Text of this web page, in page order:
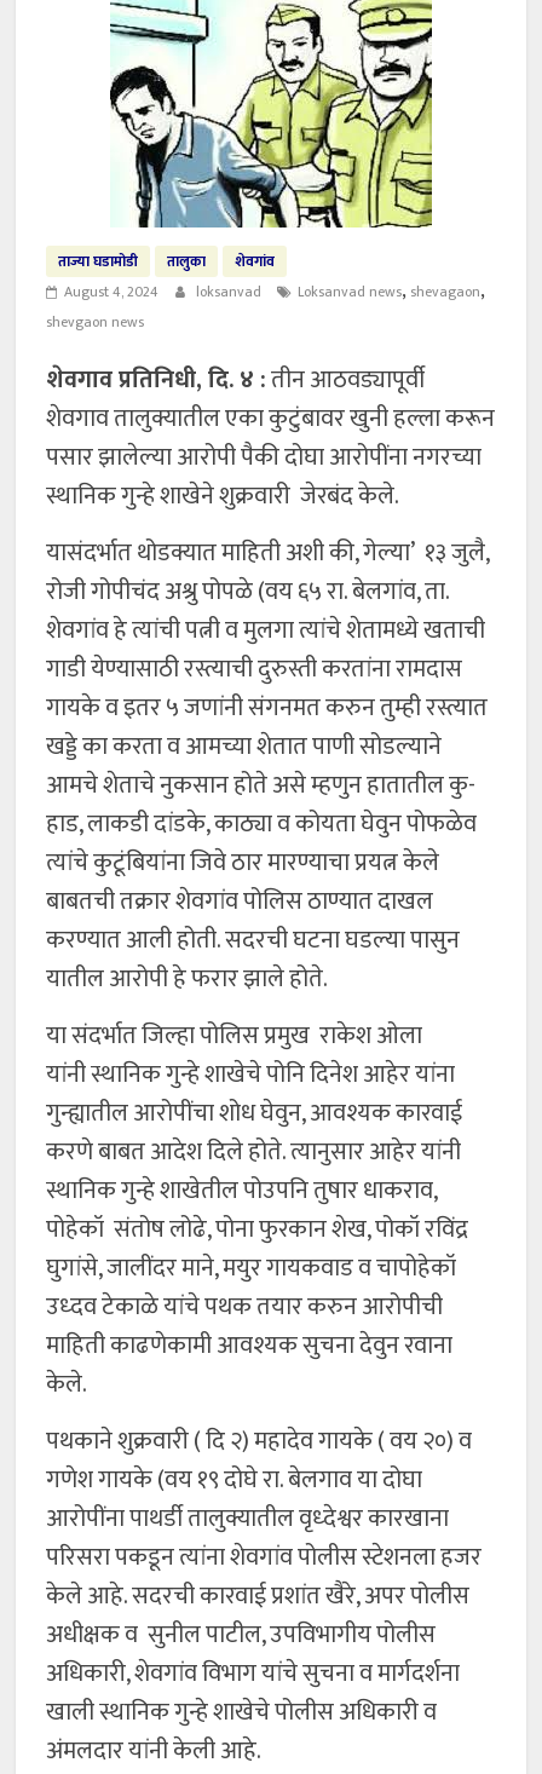
ताज्या घडामोडी तालुका
शेवगांव
August 4, 2024
loksanvad Loksanvad news, shevagaon,
shevgaon news
शेवगाव प्रतिनिधी, दि. ४ :तीन आठवड्यापूर्वी
शेवगाव तालुक्यातील एका कुटुंबावर खुनी हल्ला करून
पसार झालेल्या आरोपी पैकी दोघा आरोपींना नगरच्या
स्थानिक गुन्हे शाखेने शुक्रवारी जेरबंद केले.
यासंदर्भात थोडक्यात माहिती अशी की, गेल्या’ १३ जुलै,
रोजी गोपीचंद अश्रु पोपळे (वय ६५ रा. बेलगांव, ता.
शेवगांव हे त्यांची पत्नी व मुलगा त्यांचे शेतामध्ये खताची
गाडी येण्यासाठी रस्त्याची दुरुस्ती करतांना रामदास
गायके व इतर ५ जणांनी संगनमत करुन तुम्ही रस्त्यात
खड्डे का करता व आमच्या शेतात पाणी सोडल्याने
आमचे शेताचे नुकसान होते असे म्हणुन हातातील कु-
हाड, लाकडी दांडके, काठ्या व कोयता घेवुन पोफळेव
त्यांचे कुटूंबियांना जिवे ठार मारण्याचा प्रयत्न केले
बाबतची तक्रार शेवगांव पोलिस ठाण्यात दाखल
करण्यात आली होती. सदरची घटना घडल्या पासुन
यातील आरोपी हे फरार झाले होते.
या संदर्भात जिल्हा पोलिस प्रमुख राकेश ओला
यांनी स्थानिक गुन्हे शाखेचे पोनि दिनेश आहेर यांना
गुन्ह्यातील आरोपींचा शोध घेवुन, आवश्यक कारवाई
करणे बाबत आदेश दिले होते. त्यानुसार आहेर यांनी
स्थानिक गुन्हे शाखेतील पोउपनि तुषार धाकराव,
पोहेकॉ संतोष लोढे, पोना फुरकान शेख, पोकॉ रविंद्र
घुगांसे, जालींदर माने, मयुर गायकवाड व चापोहेकॉ
उध्दव टेकाळे यांचे पथक तयार करुन आरोपीची
माहिती काढणेकामी आवश्यक सुचना देवुन रवाना
केले.
पथकाने शुक्रवारी ( दि २) महादेव गायके ( वय २०) व
गणेश गायके (वय १९ दोघे रा. बेलगाव या दोघा
आरोपींना पाथर्डी तालुक्यातील वृध्देश्वर कारखाना
परिसरा पकडून त्यांना शेवगांव पोलीस स्टेशनला हजर
केले आहे. सदरची कारवाई प्रशांत खैरे, अपर पोलीस
अधीक्षक व सुनील पाटील, उपविभागीय पोलीस
अधिकारी, शेवगांव विभाग यांचे सुचना व मार्गदर्शना
खाली स्थानिक गुन्हे शाखेचे पोलीस अधिकारी व
अंमलदार यांनी केली आहे.